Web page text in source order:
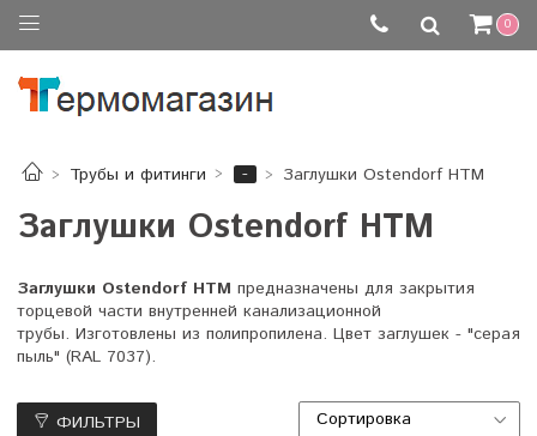
0
Трубы и фитинги - Заглушки Ostendorf HTM
Заглушки Ostendorf HTM
Заглушки Ostendorf HTM предназначены для закрытия
торцевой части внутренней канализационной
трубы. Изготовлены из полипропилена. Цвет заглушек - "серая
пыль" (RAL 7037).
ФИЛЬТРЫ